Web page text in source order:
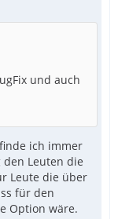
und auch
ich immer
Leuten die
Leute die über
für den
Option wäre.